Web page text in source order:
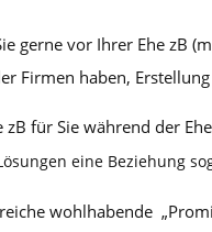
gerne vor Ihrer Ehe zB
Firmen haben,
für Sie während der
eine Beziehung
wohlhabende